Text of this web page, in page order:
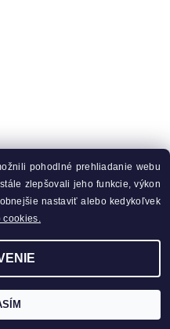
pohodlné prehliadanie webu
zlepšovali jeho funkcie, výkon
nastaviť alebo kedykoľvek
cookies.